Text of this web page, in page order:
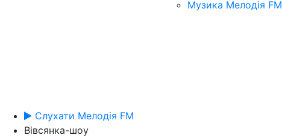
Музика Мелодія FM
Слухати Мелодія FM
Вівсянка-шоу